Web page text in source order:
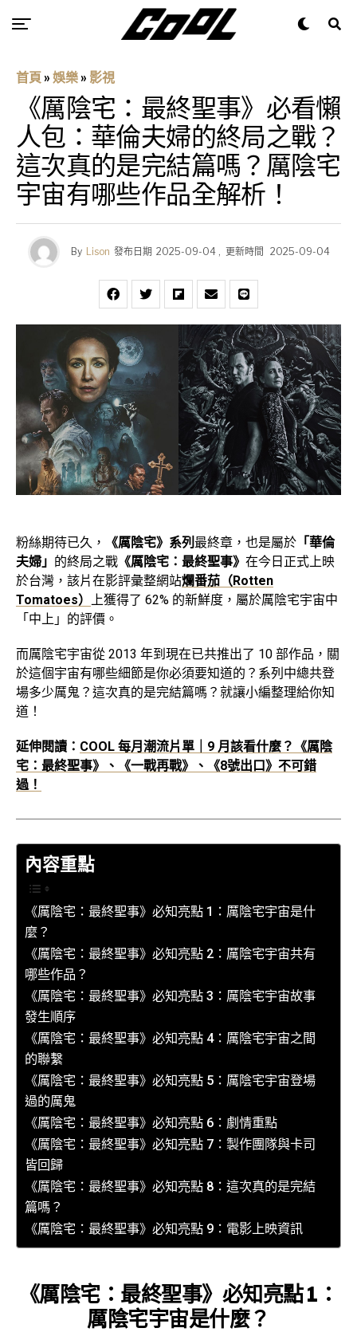
首頁 » 娛樂 » 影視
《厲陰宅：最終聖事》必看懶
人包：華倫夫婦的終局之戰？
這次真的是完結篇嗎？厲陰宅
宇宙有哪些作品全解析！
By Lison 發布日期 2025-09-04, 更新時間 2025-09-04
粉絲期待已久， 《厲陰宅》系列 最終章，也是屬於 「華倫
夫婦」 的終局之戰 《厲陰宅：最終聖事》 在今日正式上映
於台灣，該片在影評彙整網站爛番茄（Rotten
Tomatoes）
上獲得了 62% 的新鮮度，屬於厲陰宅宇宙中
「中上」的評價。
而厲陰宅宇宙從 2013 年到現在已共推出了 10 部作品，關
於這個宇宙有哪些細節是你必須要知道的？系列中總共登
場多少厲鬼？這次真的是完結篇嗎？就讓小編整理給你知
道！
延伸閱讀： COOL 每月潮流片單｜9 月該看什麼？《厲陰
宅：最終聖事》、《一戰再戰》、《8號出口》不可錯
過！
內容重點
《厲陰宅：最終聖事》必知亮點 1：厲陰宅宇宙是什
麼？
《厲陰宅：最終聖事》必知亮點 2：厲陰宅宇宙共有
哪些作品？
《厲陰宅：最終聖事》必知亮點 3：厲陰宅宇宙故事
發生順序
《厲陰宅：最終聖事》必知亮點 4：厲陰宅宇宙之間
的聯繫
《厲陰宅：最終聖事》必知亮點 5：厲陰宅宇宙登場
過的厲鬼
《厲陰宅：最終聖事》必知亮點 6：劇情重點
《厲陰宅：最終聖事》必知亮點 7：製作團隊與卡司
皆回歸
《厲陰宅：最終聖事》必知亮點 8：這次真的是完結
篇嗎？
《厲陰宅：最終聖事》必知亮點 9：電影上映資訊
《厲陰宅：最終聖事》必知亮點 1：
厲陰宅宇宙是什麼？